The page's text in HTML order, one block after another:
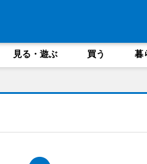
見る・遊ぶ 買う 暮